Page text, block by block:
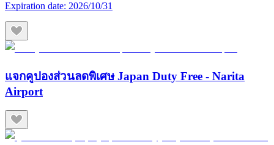
Expiration date: 2026/10/31
แจกคูปองส่วนลดพิเศษ Japan Duty Free - Narita
Airport